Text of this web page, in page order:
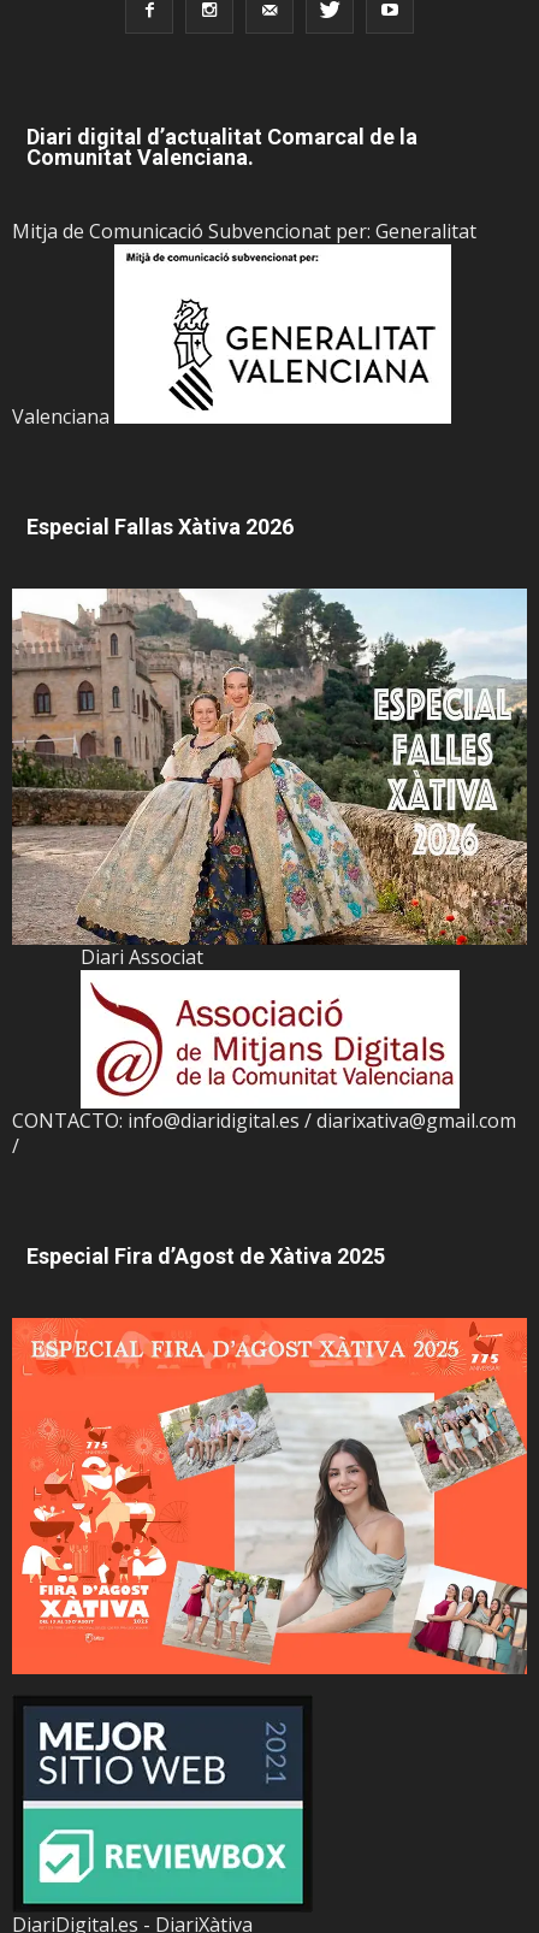
Diari digital d’actualitat Comarcal de la
Comunitat Valenciana.
Mitja de Comunicació Subvencionat per: Generalitat
Valenciana
Especial Fallas Xàtiva 2026
Diari Associat
CONTACTO: info@diaridigital.es / diarixativa@gmail.com
/
Especial Fira d’Agost de Xàtiva 2025
DiariDigital.es - DiariXàtiva